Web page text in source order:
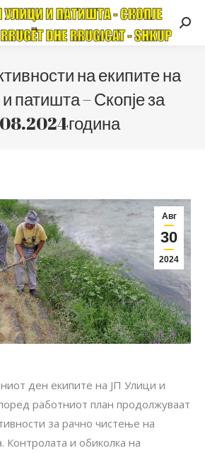
на екипите на
патишта – Скопје за
Авг
30
2024
ден екипите на ЈП Улици и
работниот план продолжуваат
за рачно чистење на
Контролата и обиколка на